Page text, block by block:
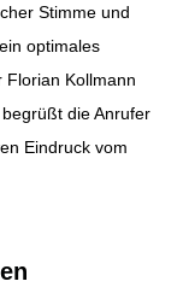
Stimme und
optimales
Florian Kollmann
begrüßt die Anrufer
Eindruck vom